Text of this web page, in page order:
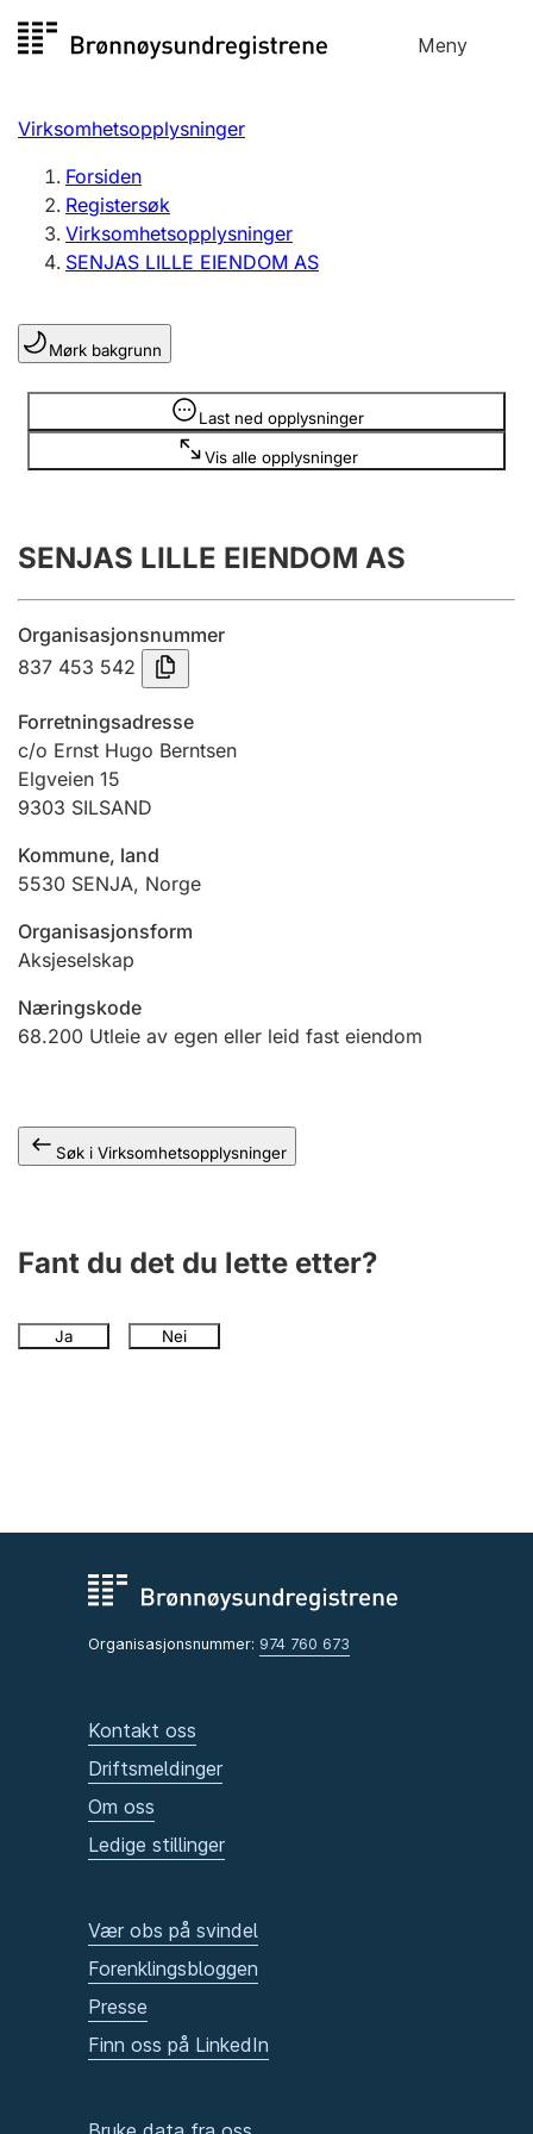
til
Meny
Registersøk
Aksjeselskap
Enkeltpersonforetak
Registrere, endre, slette
Lag og forening
Registrere, endre, slette
Årsregnskap
Innsending og forsinkelsesgebyr
Jeger
Betaling og jegeravgiftskort
Ektepaktveileder
Virksomhetsopplysninger
Forsiden
Registersøk
Virksomhetsopplysninger
SENJAS LILLE EIENDOM AS
Mørk bakgrunn
Last ned opplysninger
Vis alle opplysninger
Opplysninger er skjult
SENJAS LILLE EIENDOM AS
Organisasjonsnummer
837 453 542
Forretningsadresse
c/o Ernst Hugo Berntsen
Elgveien 15
9303 SILSAND
Kommune, land
5530 SENJA, Norge
Organisasjonsform
Aksjeselskap
Næringskode
68.200 Utleie av egen eller leid fast eiendom
Søk i Virksomhetsopplysninger
Fant du det du lette etter?
Ja Nei
Organisasjonsnummer: 974 760 673
Kontakt oss
Driftsmeldinger
Om oss
Ledige stillinger
Vær obs på svindel
Forenklingsbloggen
Presse
Finn oss på LinkedIn